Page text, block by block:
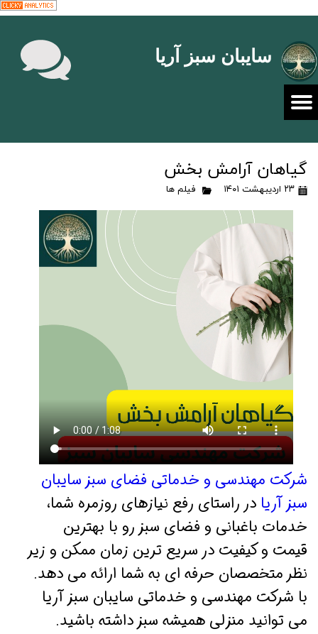
سایبان سبز آریا
گیاهان آرامش بخش
۲۳ اردیبهشت ۱۴۰۱ فیلم ها
شرکت مهندسی و خدماتی فضای سبز سایبان
سبز آریا در راستای رفع نیازهای روزمره‌ شما،
خدمات باغبانی و فضای سبز رو با بهترین
قیمت و کیفیت در سریع‌ ترین زمان ممکن و زیر
نظر متخصصان حرفه‌ ای به شما ارائه می‌ دهد.
با شرکت مهندسی و خدماتی سایبان سبز آریا
می‌ توانید منزلی همیشه سبز داشته باشید.